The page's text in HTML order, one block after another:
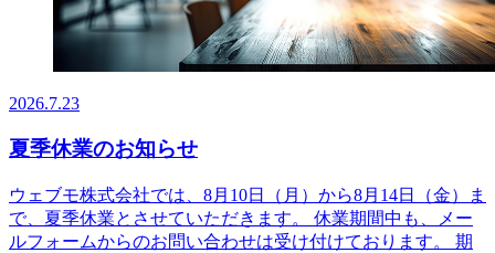
2026.7.23
夏季休業のお知らせ
ウェブモ株式会社では、8月10日（月）から8月14日（金）ま
で、夏季休業とさせていただきます。 休業期間中も、メー
ルフォームからのお問い合わせは受け付けております。 期